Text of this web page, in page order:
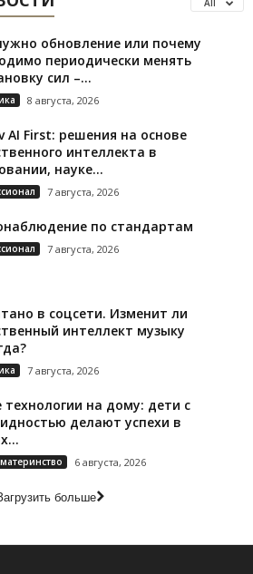
All
обновление или почему
периодически менять
сил –...
8 августа, 2026
AI First: решения на основе
интеллекта в
науке...
7 августа, 2026
по стандартам
7 августа, 2026
в соцсети. Изменит ли
интеллект музыку
7 августа, 2026
технологии на дому: дети с
делают успехи в
6 августа, 2026
больше